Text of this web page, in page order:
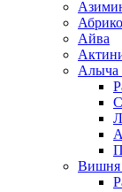
Айва
Алыча
Вишня